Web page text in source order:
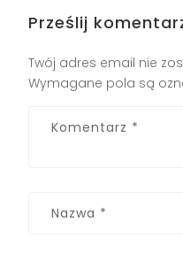
Prześlij
Twój adres email nie
Wymagane pola są